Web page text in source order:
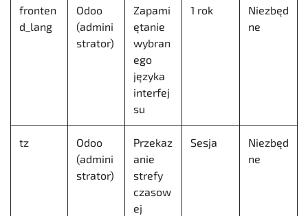
fronten
d_lang
Odoo
(admini
strator)
Zapami
ętanie
wybran
ego
języka
interfej
su
1 rok
Niezbęd
ne
tz
Odoo
(admini
strator)
Przekaz
anie
strefy
czasow
ej
Sesja
Niezbęd
ne